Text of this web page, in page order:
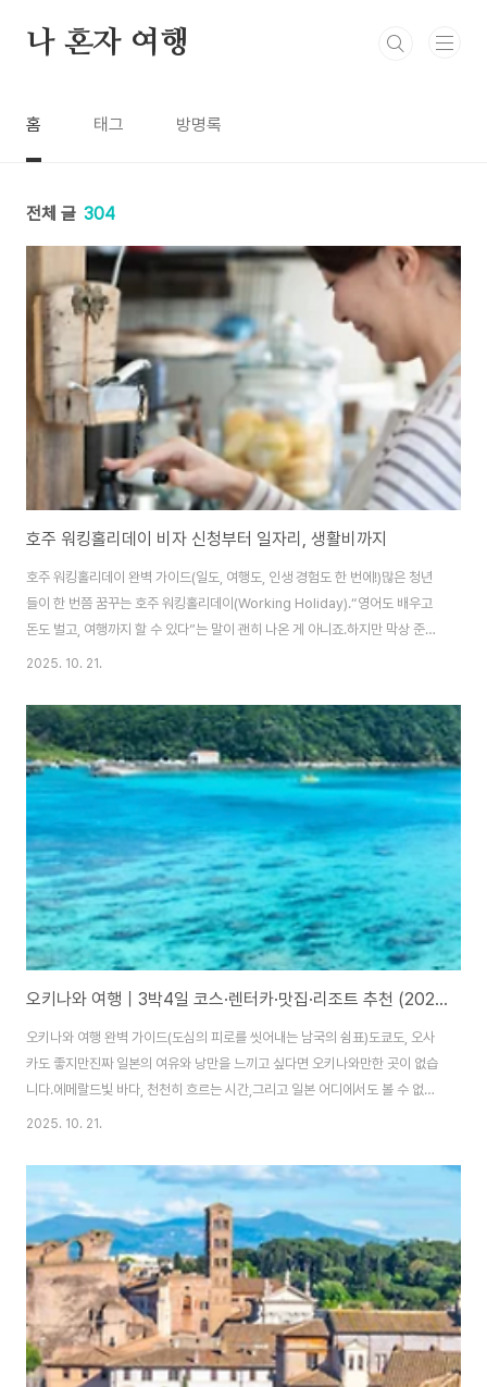
나 혼자 여행
홈 태그 방명록
전체 글 304
호주 워킹홀리데이 비자 신청부터 일자리, 생활비까지
호주 워킹홀리데이 완벽 가이드(일도, 여행도, 인생 경험도 한 번에!)많은 청년
들이 한 번쯤 꿈꾸는 호주 워킹홀리데이(Working Holiday).“영어도 배우고
돈도 벌고, 여행까지 할 수 있다”는 말이 괜히 나온 게 아니죠.하지만 막상 준비
하려 하면,비자 신청부터 일자리 구하기, 세금, 숙소까지 알아야 할 게 정말 많
깔끔하게 정리했습니다.1️⃣ 호주 워킹홀리데이란?호주 워킹홀리데이는 일과
여행을 병행할 수 있는 1년 비자 제도입니다.한국은 호주와 협약을 맺은 국가
로,만 18세~30세(31세 생일 전)까지 신청할 수 있습니다.✅ 기본 개요비자명:
Subclass 417 (Working Holiday Visa)기간: 최초 1년연..
2025. 10. 21.
오키나와 여행｜3박4일 코스·렌터카·맛집·리조트 추천 (2025 최신)
오키나와 여행 완벽 가이드(도심의 피로를 씻어내는 남국의 쉼표)도쿄도, 오사
카도 좋지만진짜 일본의 여유와 낭만을 느끼고 싶다면 오키나와만한 곳이 없습
니다.에메랄드빛 바다, 천천히 흐르는 시간,그리고 일본 어디에서도 볼 수 없는
따뜻한 미소.이번 글에서는 3박 4일 일정, 렌터카 여행 루트, 맛집 & 리조트 추
본 정보📍 위치: 일본 최남단, 류큐 제도 중심✈️ 비행시간: 인천 → 나하공항 약
2시간 10분🚗 이동수단: 렌터카 필수! (대중교통 거의 없음)☀️ 최적 여행시기:
3월~6월 / 9월~11월 (비·태풍 적고 맑음)💬 “오키나와 여행의 핵심은, 차가
있어야 ‘진짜 오키나와’를 본다.” 2️⃣ 오키나와 3박 4일 추천 코..
2025. 10. 21.